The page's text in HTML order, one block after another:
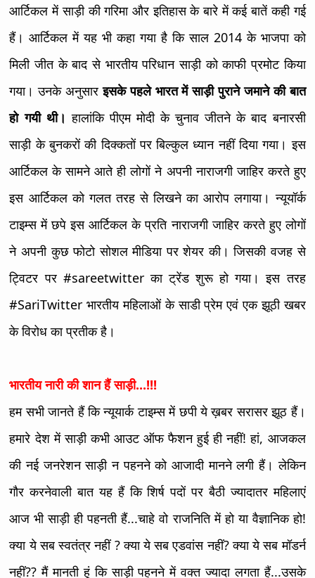
आर्टिकल में साड़ी की गरिमा और इतिहास के बारे में कई बातें कही गई
हैं। आर्टिकल में यह भी कहा गया है कि साल 2014 के भाजपा को
मिली जीत के बाद से भारतीय परिधान साड़ी को काफी प्रमोट किया
गया। उनके अनुसारइसके पहले भारत में साड़ी पुराने जमाने की बात
हो गयी थी। हालांकि पीएम मोदी के चुनाव जीतने के बाद बनारसी
साड़ी के बुनकरों की दिक्कतों पर बिल्कुल ध्यान नहीं दिया गया। इस
आर्टिकल के सामने आते ही लोगों ने अपनी नाराजगी जाहिर करते हुए
इस आर्टिकल को गलत तरह से लिखने का आरोप लगाया। न्यूयॉर्क
टाइम्स में छपे इस आर्टिकल के प्रति नाराजगी जाहिर करते हुए लोगों
ने अपनी कुछ फोटो सोशल मीडिया पर शेयर की। जिसकी वजह से
ट्विटर पर #sareetwitter का ट्रेंड शुरू हो गया। इस तरह
#SariTwitter भारतीय महिलाओं के साडी प्रेम एवं एक झूठी खबर
के विरोध का प्रतीक है।
भारतीय नारी की शान हैं साड़ी...!!!
हम सभी जानते हैं कि न्यूयार्क टाइम्स में छपी ये ख़बर सरासर झूठ हैं।
हमारे देश में साड़ी कभी आउट ऑफ फैशन हुई ही नहीं! हां, आजकल
की नई जनरेशन साड़ी न पहनने को आजादी मानने लगी हैं। लेकिन
गौर करनेवाली बात यह हैं कि शिर्ष पदों पर बैठी ज्यादातर महिलाएं
आज भी साड़ी ही पहनती हैं...चाहे वो राजनिति में हो या वैज्ञानिक हो!
क्या ये सब स्वतंत्र नहीं ? क्या ये सब एडवांस नहीं? क्या ये सब मॉडर्न
नहीं?? मैं मानती हूं कि साड़ी पहनने में वक्त ज्यादा लगता हैं...उसके